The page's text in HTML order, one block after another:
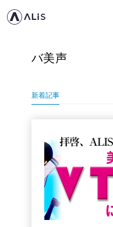
バ美声
新着記事